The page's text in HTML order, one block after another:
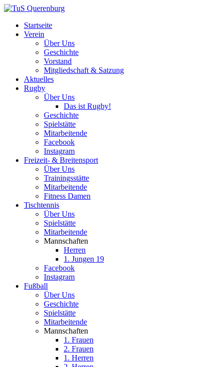
Startseite
Verein
Über Uns
Geschichte
Vorstand
Mitgliedschaft & Satzung
Aktuelles
Rugby
Über Uns
Das ist Rugby!
Geschichte
Spielstätte
Mitarbeitende
Facebook
Instagram
Freizeit- & Breitensport
Über Uns
Trainingsstätte
Mitarbeitende
Fitness Damen
Tischtennis
Über Uns
Spielstätte
Mitarbeitende
Mannschaften
Herren
1. Jungen 19
Facebook
Instagram
Fußball
Über Uns
Geschichte
Spielstätte
Mitarbeitende
Mannschaften
1. Frauen
2. Frauen
1. Herren